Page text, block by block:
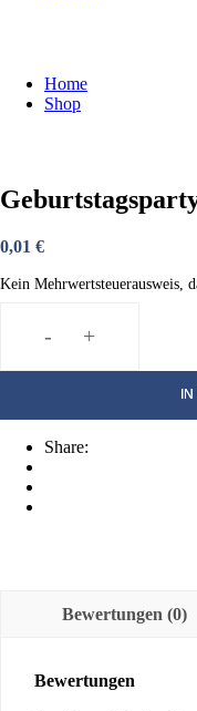
Home
Shop
0,01 €
Kein Mehrwertsteuerausweis,
-
Geburtstagsparty-
+
Share:
Bewertungen (0)
Bewertungen